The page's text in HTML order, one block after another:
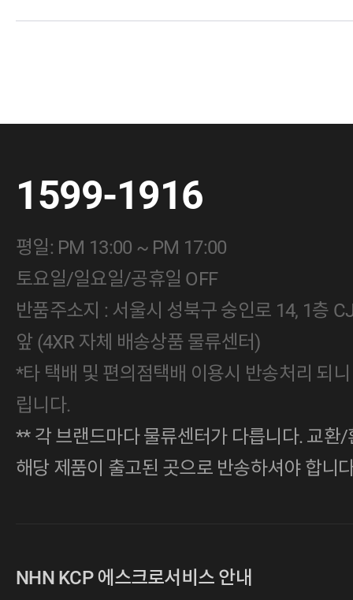
1599-1916
평일: PM 13:00 ~ PM 17:00
토요일/일요일/공휴일 OFF
반품주소지 : 서울시 성북구 숭인로 14, 1층
앞 (4XR 자체 배송상품 물류센터)
*타 택배 및 편의점택배 이용시 반송처리 되
립니다.
** 각 브랜드마다 물류센터가 다릅니다. 교환
해당 제품이 출고된 곳으로 반송하셔야 합니
NHN KCP 에스크로서비스 안내